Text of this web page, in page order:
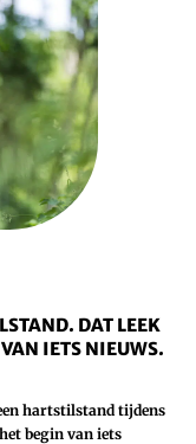
DAT LEEK
IETS NIEUWS.
hartstilstand tijdens
begin van iets